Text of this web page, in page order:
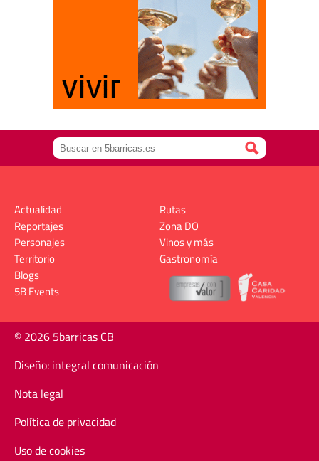
Actualidad
Reportajes
Personajes
Territorio
Rutas
Zona DO
Vinos y más
Gastronomía
Blogs
5B Events
© 2026 5barricas CB
Diseño: integral comunicación
Nota legal
Política de privacidad
Uso de cookies